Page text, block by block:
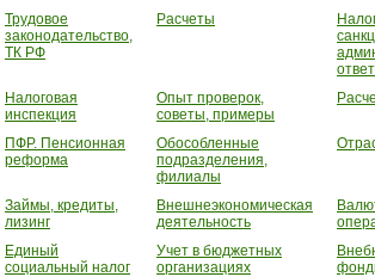
Трудовое
законодательство,
ТК РФ
Расчеты
Налоговая
инспекция
Опыт проверок,
советы, примеры
ПФР. Пенсионная
реформа
Обособленные
подразделения,
филиалы
Займы, кредиты,
лизинг
Внешнеэкономическая
деятельность
Единый
социальный налог
Учет в бюджетных
организациях